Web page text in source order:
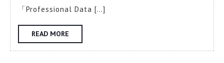
「Professional Data […]
READ MORE
MORE